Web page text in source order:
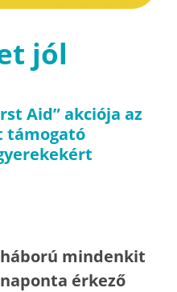
jól
Aid” akciója az
támogató
mindenkit
érkező